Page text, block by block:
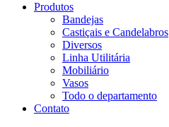
Produtos
Bandejas
Castiçais e Candelabros
Diversos
Linha Utilitária
Mobiliário
Vasos
Todo o departamento
Contato